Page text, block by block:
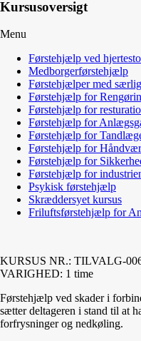
Kursusoversigt
Menu
Førstehjælp ved
Medborgerførstehjælp
Førstehjælper med
Førstehjælp for
Førstehjælp for
Førstehjælp for
Førstehjælp for
Førstehjælp for
Førstehjælp for
Førstehjælp for
Psykisk førstehjælp
Skræddersyet kursus
Friluftsførstehjælp for
KURSUS NR.: TILVALG-
VARIGHED: 1 time
Førstehjælp ved skader i
sætter deltageren i stand til at
forfrysninger og nedkøling.